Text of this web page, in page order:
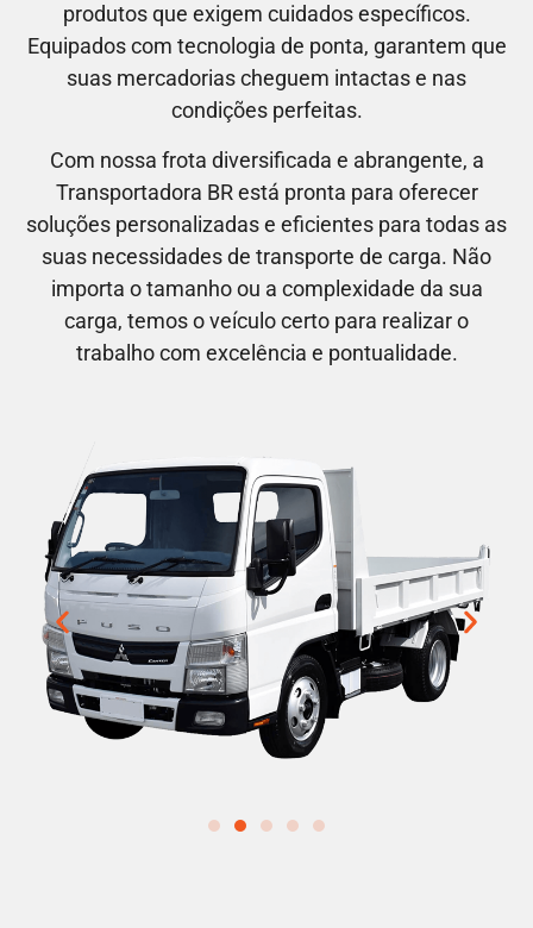
produtos que exigem cuidados específicos.
Equipados com tecnologia de ponta, garantem que
suas mercadorias cheguem intactas e nas
condições perfeitas.
Com nossa frota diversificada e abrangente, a
Transportadora BR está pronta para oferecer
soluções personalizadas e eficientes para todas as
suas necessidades de transporte de carga. Não
importa o tamanho ou a complexidade da sua
carga, temos o veículo certo para realizar o
trabalho com excelência e pontualidade.